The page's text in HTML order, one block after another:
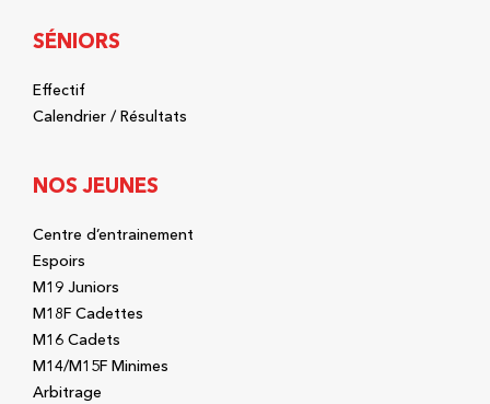
SÉNIORS
Effectif
Calendrier / Résultats
NOS JEUNES
Centre d’entrainement
Espoirs
M19 Juniors
M18F Cadettes
M16 Cadets
M14/M15F Minimes
Arbitrage